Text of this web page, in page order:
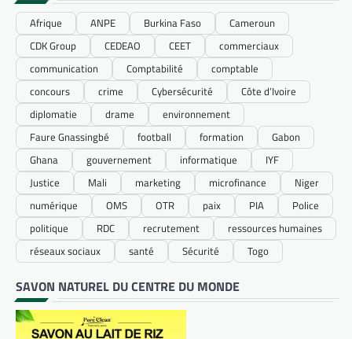
Afrique ANPE Burkina Faso
Cameroun
CDK Group
CEDEAO CEET
commerciaux
communication
Comptabilité
comptable
concours
crime Cybersécurité
Côte d’Ivoire
diplomatie
drame
environnement
Faure Gnassingbé
football formation
Gabon
Ghana
gouvernement informatique
IYF
Justice
Mali marketing microfinance
Niger
numérique
OMS OTR paix PIA
Police
politique
RDC recrutement
ressources humaines
réseaux sociaux
santé Sécurité Togo
SAVON NATUREL DU CENTRE DU MONDE